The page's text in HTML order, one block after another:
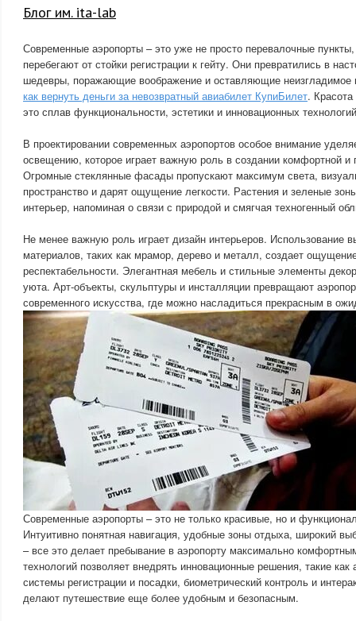
Блог им. ita-lab
Современные аэропорты – это уже не просто перевалочные
перебегают от стойки регистрации к гейту. Они превратились в
шедевры, поражающие воображение и оставляющие неизгладимое
как вернуть деньги за невозвратный авиабилет КупиБилет.
это сплав функциональности, эстетики и инновационных
В проектировании современных аэропортов особое внимание
освещению, которое играет важную роль в создании комфортной
Огромные стеклянные фасады пропускают максимум света,
пространство и дарят ощущение легкости. Растения и зеленые
интерьер, напоминая о связи с природой и смягчая техногенный
Не менее важную роль играет дизайн интерьеров. Использование
материалов, таких как мрамор, дерево и металл, создает
респектабельности. Элегантная мебель и стильные элементы
уюта. Арт-объекты, скульптуры и инсталляции превращают
современного искусства, где можно насладиться прекрасным в
Современные аэропорты – это не только красивые, но и
Интуитивно понятная навигация, удобные зоны отдыха, широкий
– все это делает пребывание в аэропорту максимально
технологий позволяет внедрять инновационные решения, такие как
системы регистрации и посадки, биометрический контроль и
делают путешествие еще более удобным и безопасным.